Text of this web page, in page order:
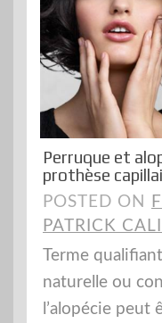
Perruque et
prothèse
POSTED ON
PATRICK
Terme
naturelle ou
l’alopécie